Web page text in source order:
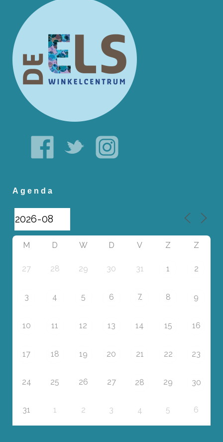
Agenda
M D W D V Z Z
27 28 29 30 31 1 2
3 4 5 6 7 8 9
10 11 12 13 14 15 16
17 18 19 20 21 22 23
24 25 26 27 28 29 30
31 1 2 3 4 5 6